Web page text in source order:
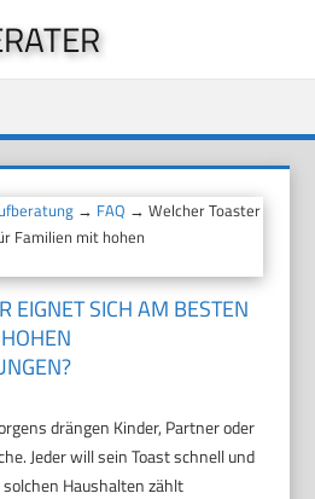
→ FAQ → Welcher Toaster
Familien mit hohen
EIGNET SICH AM BESTEN
drängen Kinder, Partner oder
Jeder will sein Toast schnell und
Haushalten zählt